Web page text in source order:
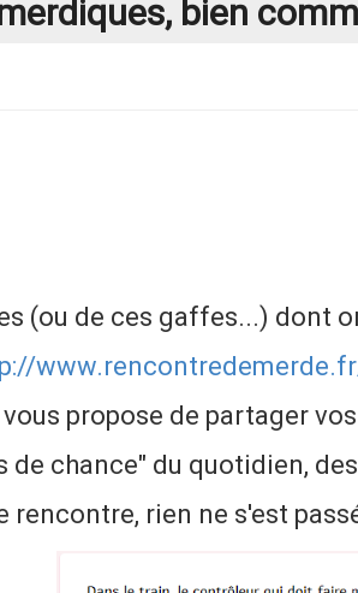
bien
(ou de ces gaffes...) dont
propose de partager
de chance" du quotidien,
rencontre, rien ne s'est